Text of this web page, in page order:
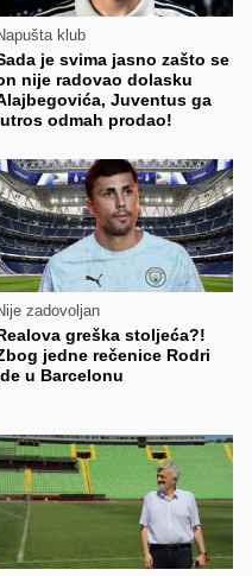
klub
je svima jasno zašto se
nije radovao dolasku
Juventus ga
odmah prodao!
zadovoljan
greška stoljeća?!
jedne rečenice Rodri
u Barcelonu